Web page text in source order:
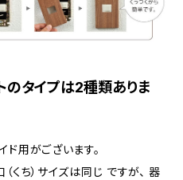
のタイプは2種類ありま
ド用がございます。
くち）サイズは同じ ですが、 器